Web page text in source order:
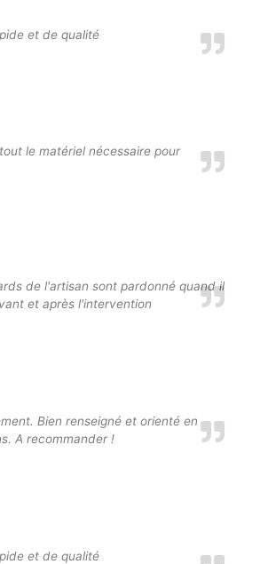
et de qualité
le matériel nécessaire pour
de l'artisan sont pardonné quand il
et après l'intervention
Bien renseigné et orienté en
A recommander !
et de qualité